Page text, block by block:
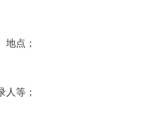
地点；
人等；